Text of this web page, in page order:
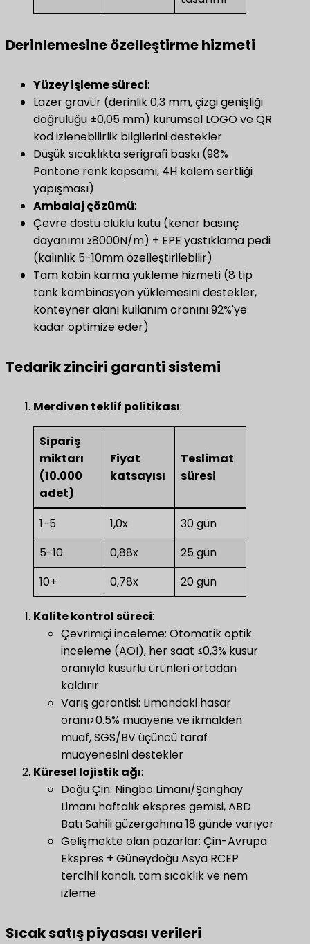
​Derinlemesine özelleştirme hizmeti​
​Yüzey işleme süreci​​:
Lazer gravür (derinlik 0,3 mm, çizgi genişliği
doğruluğu ±0,05 mm) kurumsal LOGO ve QR
kod izlenebilirlik bilgilerini destekler
Düşük sıcaklıkta serigrafi baskı (98%
Pantone renk kapsamı, 4H kalem sertliği
yapışması)
​Ambalaj çözümü​​:
Çevre dostu oluklu kutu (kenar basınç
dayanımı ≥8000N/m) + EPE yastıklama pedi
(kalınlık 5-10mm özelleştirilebilir)
Tam kabin karma yükleme hizmeti (8 tip
tank kombinasyon yüklemesini destekler,
konteyner alanı kullanım oranını 92%'ye
kadar optimize eder)
Tedarik zinciri garanti sistemi
​Merdiven teklif politikası​​:
Sipariş
miktarı
(10.000
adet)
Fiyat
katsayısı
Teslimat
süresi
1-5 1,0x
30 gün
5-10
0,88x
25 gün
10+
0,78x 20 gün
​Kalite kontrol süreci​​:
Çevrimiçi inceleme: Otomatik optik
inceleme (AOI), her saat ≤0,3% kusur
oranıyla kusurlu ürünleri ortadan
kaldırır
Varış garantisi: Limandaki hasar
oranı>0.5% muayene ve ikmalden
muaf, SGS/BV üçüncü taraf
muayenesini destekler
Küresel lojistik ağı​:
Doğu Çin: Ningbo Limanı/Şanghay
Limanı haftalık ekspres gemisi, ABD
Batı Sahili güzergahına 18 günde varıyor
Gelişmekte olan pazarlar: Çin-Avrupa
Ekspres + Güneydoğu Asya RCEP
tercihli kanalı, tam sıcaklık ve nem
izleme
Sıcak satış piyasası verileri